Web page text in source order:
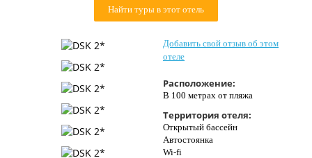
Найти туры в этот отель
Добавить свой отзыв об этом
отеле
Расположение:
В 100 метрах от пляжа
Территория отеля:
Открытый бассейн
Автостоянка
Wi-fi